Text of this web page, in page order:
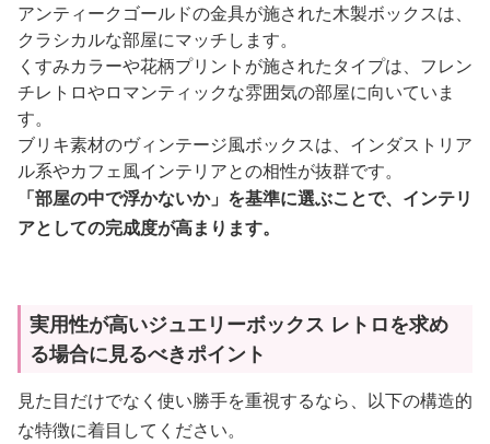
アンティークゴールドの金具が施された木製ボックスは、
クラシカルな部屋にマッチします。
くすみカラーや花柄プリントが施されたタイプは、フレン
チレトロやロマンティックな雰囲気の部屋に向いていま
す。
ブリキ素材のヴィンテージ風ボックスは、インダストリア
ル系やカフェ風インテリアとの相性が抜群です。
「部屋の中で浮かないか」を基準に選ぶことで、インテリ
アとしての完成度が高まります。
実用性が高いジュエリーボックス レトロを求め
る場合に見るべきポイント
見た目だけでなく使い勝手を重視するなら、以下の構造的
な特徴に着目してください。